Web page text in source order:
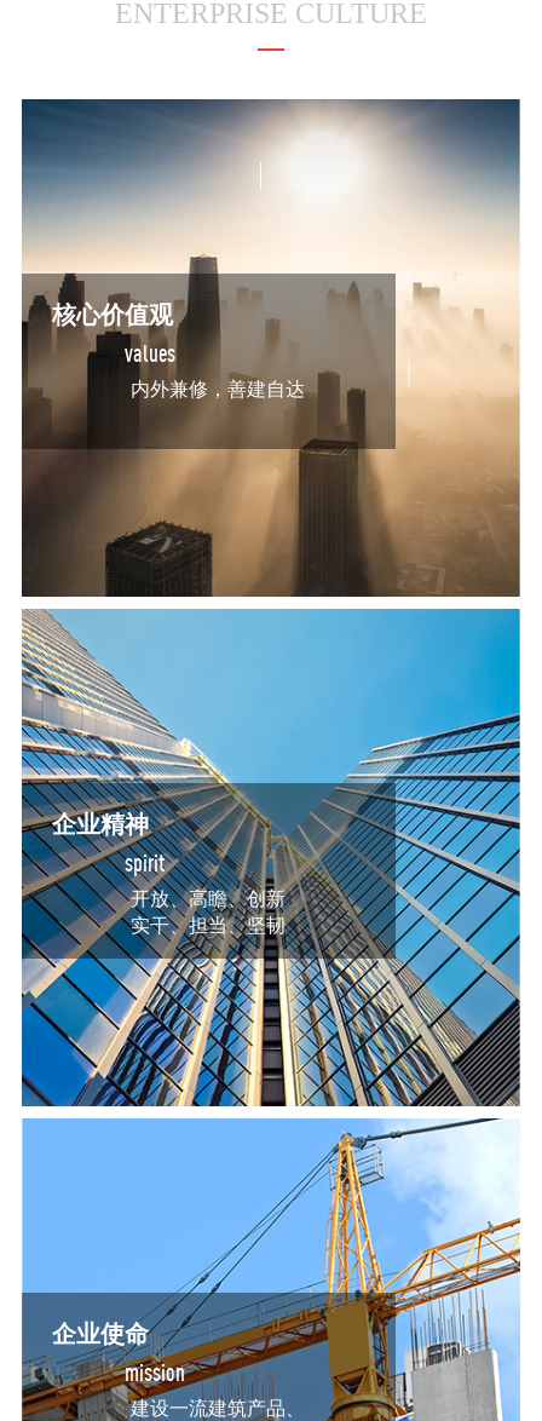
ENTERPRISE CULTURE
核心价值观
values
内外兼修，善建自达
企业精神
spirit
开放、高瞻、创新
实干、担当、坚韧
企业使命
mission
建设一流建筑产品、